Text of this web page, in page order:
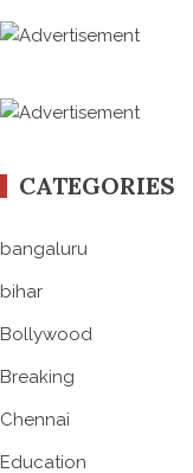
CATEGORIES
bangaluru
bihar
Bollywood
Breaking
Chennai
Education